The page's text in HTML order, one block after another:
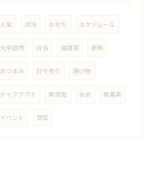
人気 2026 おせち スケジュール
大牟田市 弁当 猫雑貨 新鮮
おつまみ 計り売り 揚げ物
テイクアウト 無添加 お米 無農薬
イベント 惣菜